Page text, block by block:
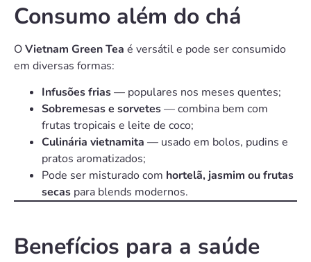
Consumo além do chá
OVietnam Green Tea é versátil e pode ser consumido
em diversas formas:
Infusões frias— populares nos meses quentes;
Sobremesas e sorvetes— combina bem com
frutas tropicais e leite de coco;
Culinária vietnamita — usado em bolos, pudins e
pratos aromatizados;
Pode ser misturado com hortelã, jasmim ou frutas
secas para blends modernos.
Benefícios para a saúde